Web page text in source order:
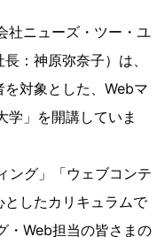
社ニューズ・ツー・ユ
：神原弥奈子）は、
対象とした、Webマ
学」を開講していま
ング」「ウェブコンテ
したカリキュラムで
・Web担当の皆さまの